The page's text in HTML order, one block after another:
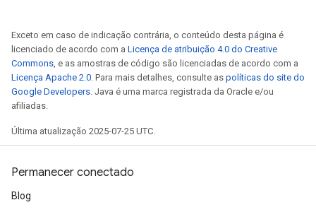
Exceto em caso de indicação contrária, o conteúdo desta página é
licenciado de acordo com a Licença de atribuição 4.0 do Creative
Commons , e as amostras de código são licenciadas de acordo com a
Licença Apache 2.0 . Para mais detalhes, consulte as políticas do site do
Google Developers . Java é uma marca registrada da Oracle e/ou
afiliadas.
Última atualização 2025-07-25 UTC.
Permanecer conectado
Blog